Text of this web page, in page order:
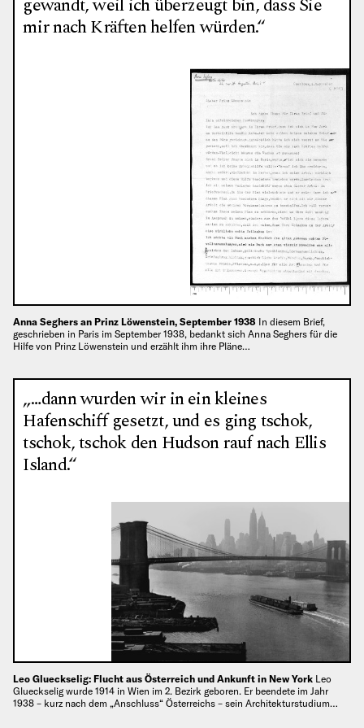
gewandt, weil ich überzeugt bin, dass Sie
mir nach Kräften helfen würden.“
Anna Seghers an Prinz Löwenstein, September 1938 In diesem Brief,
geschrieben in Paris im September 1938, bedankt sich Anna Seghers für die
Hilfe von Prinz Löwenstein und erzählt ihm ihre Pläne…
„…dann wurden wir in ein kleines
Hafenschiff gesetzt, und es ging tschok,
tschok, tschok den Hudson rauf nach Ellis
Island.“
Leo Glueckselig: Flucht aus Österreich und Ankunft in New York Leo
Glueckselig wurde 1914 in Wien im 2. Bezirk geboren. Er beendete im Jahr
1938 – kurz nach dem „Anschluss“ Österreichs – sein Architekturstudium…